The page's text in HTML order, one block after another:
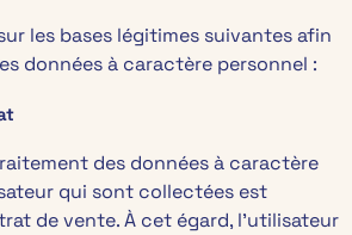
les bases légitimes suivantes afin
données à caractère personnel :
des données à caractère
qui sont collectées est
de vente. À cet égard, l’utilisateur